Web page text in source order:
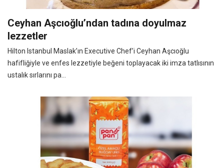
Ceyhan Aşcıoğlu’ndan tadına doyulmaz
lezzetler
Hilton Istanbul Maslak’ın Executive Chef’i Ceyhan Aşcıoğlu
hafifliğiyle ve enfes lezzetiyle beğeni toplayacak iki imza tatlısının
ustalık sırlarını pa...